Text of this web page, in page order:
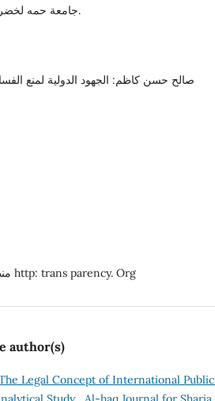
جامعة حمه لخضر - الوادي الجزائر – العدد 2 سبتمبر2019.
منظمة الشفافية الدولية: الموقع الإلكتروني http: trans parency. Org
author(s)
Legal Concept of International